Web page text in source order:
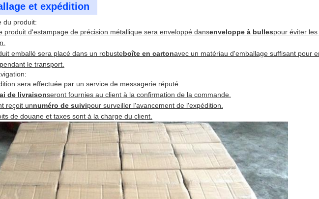
et expédition
du produit:
produit d'estampage de précision métallique sera enveloppé dansenveloppe à bullespour éviter
emballé sera placé dans un robusteboîte en cartonavec un matériau d'emballage suffisant pour
le transport.
sera effectuée par un service de messagerie réputé.
de livraisonseront fournies au client à la confirmation de la commande.
reçoit unnuméro de suivipour surveiller l'avancement de l'expédition.
de douane et taxes sont à la charge du client.